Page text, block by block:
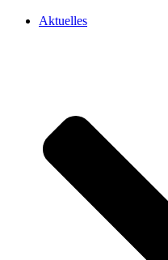
Aktuelles